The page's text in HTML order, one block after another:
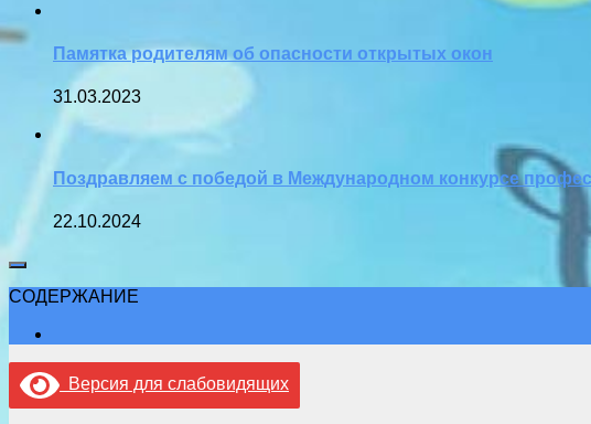
Памятка родителям об опасности открытых окон
31.03.2023
Поздравляем с победой в Международном конкурсе
22.10.2024
СОДЕРЖАНИЕ
Версия для слабовидящих